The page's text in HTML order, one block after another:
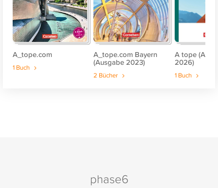
A_tope.com
1 Buch
A_tope.com Bayern
(Ausgabe 2023)
2 Bücher
A tope
2026)
1 Buch
phase6